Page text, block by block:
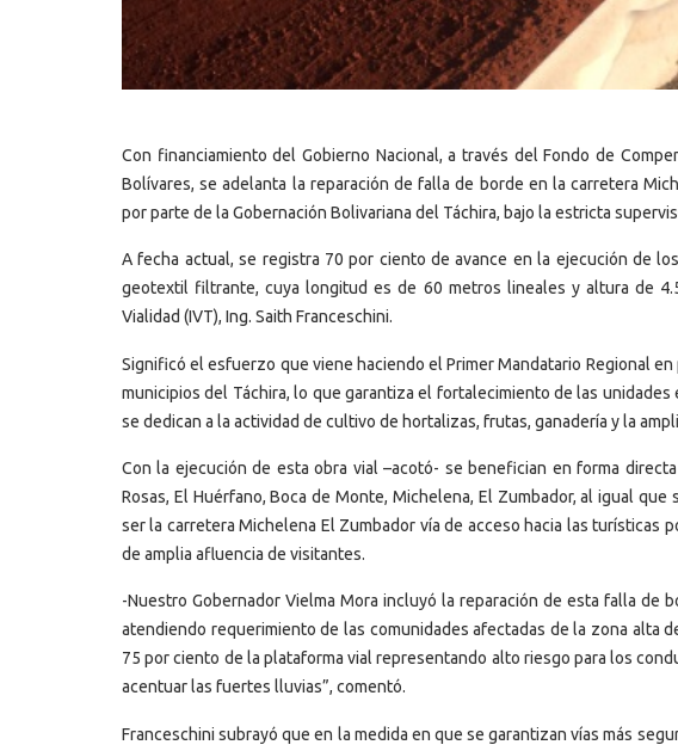
Con financiamiento del Gobierno Nacional, a través del Fondo de
Bolívares, se adelanta la reparación de falla de borde en la carretera
por parte de la Gobernación Bolivariana del Táchira, bajo la estricta
A fecha actual, se registra 70 por ciento de avance en la ejecución de
geotextil filtrante, cuya longitud es de 60 metros lineales y altura de
Vialidad (IVT), Ing. Saith Franceschini.
Significó el esfuerzo que viene haciendo el Primer Mandatario Regional
municipios del Táchira, lo que garantiza el fortalecimiento de las
se dedican a la actividad de cultivo de hortalizas, frutas, ganadería y la
Con la ejecución de esta obra vial –acotó- se benefician en forma
Rosas, El Huérfano, Boca de Monte, Michelena, El Zumbador, al igual
ser la carretera Michelena El Zumbador vía de acceso hacia las turísticas
de amplia afluencia de visitantes.
-Nuestro Gobernador Vielma Mora incluyó la reparación de esta falla de
atendiendo requerimiento de las comunidades afectadas de la zona alta
75 por ciento de la plataforma vial representando alto riesgo para los
acentuar las fuertes lluvias”, comentó.
Franceschini subrayó que en la medida en que se garantizan vías más